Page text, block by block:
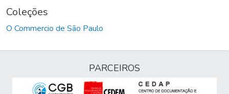
Coleções
O Commercio de São Paulo
PARCEIROS